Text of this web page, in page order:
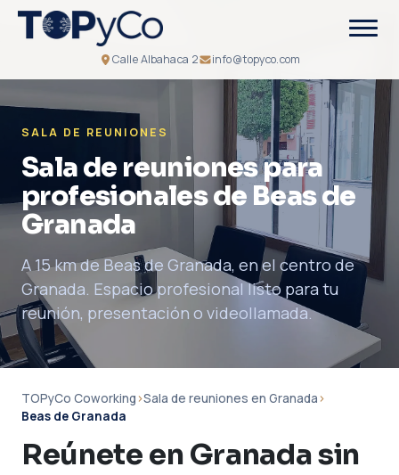
Calle Albahaca 2 info@topyco.com
SALA DE REUNIONES
Sala de reuniones para
profesionales de Beas de
Granada
A 15 km de Beas de Granada, en el centro de
Granada. Espacio profesional listo para tu
reunión, presentación o videollamada.
TOPyCo Coworking›Sala de reuniones en Granada›
Beas de Granada
Reúnete en Granada sin